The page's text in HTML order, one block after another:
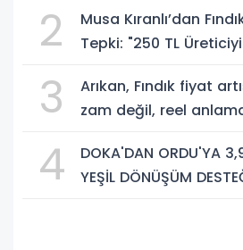
2
Musa Kıranlı’dan
Tepki: "250 TL
3
Arıkan, Fındık fiyat
zam değil, reel
4
DOKA'DAN ORDU'YA
YEŞİL DÖNÜŞÜM